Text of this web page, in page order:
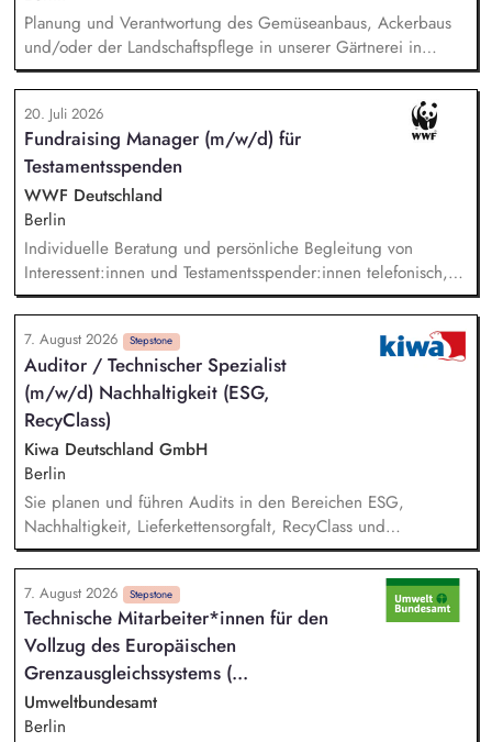
strategischen Partnerschaften, Kooperationen und
Netzwerken, Akquisition von Aufträgen, Neukunden und
Projekten.
Planung und Verantwortung des Gemüseanbaus, Ackerbaus
und/oder der Landschaftspflege in unserer Gärtnerei in
Berlin-Malchow, Umsetzung eines zertifizierten Bio-Anbaus,
fachliche Anleitung und Unterstützung der Teilnehmenden
und Beschäftigten, Organisation der Arbeitsabläufe und einer
zweckmäßigen Arbeitsplatzgestaltung, Überwachung der
Einhaltung von Gesundheits-, Arbeitsschutz- und
Unfallverhütungsvorschriften.
20. Juli 2026
Fundraising Manager (m/w/d) für
Testamentsspenden
WWF Deutschland
Berlin
Individuelle Beratung und persönliche Begleitung von
Interessent:innen und Testamentsspender:innen telefonisch,
per E-Mail sowie bei persönlichen Gesprächen. Strategische
Weiterentwicklung des Erbschaftsfundraisings und der Donor
Journeys – von der Lead-Akquise über Stewardship bis hin
zur individuellen Förder:innen-Kommunikation. Systematische
Planung, Steuerung und Umsetzung von Werbemaßnahmen,
Nachlass-Mailings oder Telefonie-Aktionen sowie die
Durchführung von analogen und digitalen Veranstaltungen.
7. August 2026 Stepstone
Auditor / Technischer Spezialist
(m/w/d) Nachhaltigkeit (ESG,
RecyClass)
Kiwa Deutschland GmbH
Berlin
Sie planen und führen Audits in den Bereichen ESG,
Nachhaltigkeit, Lieferkettensorgfalt, RecyClass und
Kreislaufwirtschaft eigenständig oder im Team durch. Sie
bewerten Unternehmen hinsichtlich gesetzlicher, normativer
und kundenspezifischer Nachhaltigkeits- und Compliance-
Anforderungen und erstellen aussagekräftige Auditberichte.
Sie prüfen Audit- und Bewertungsergebnisse, bewerten
Korrekturmaßnahmen und stellen die Einhaltung relevanter
Standards und Zertifizierungsanforderungen sicher.
7. August 2026 Stepstone
Technische Mitarbeiter*innen für den
Vollzug des Europäischen
Grenzausgleichs­systems (...
Umweltbundesamt
Berlin